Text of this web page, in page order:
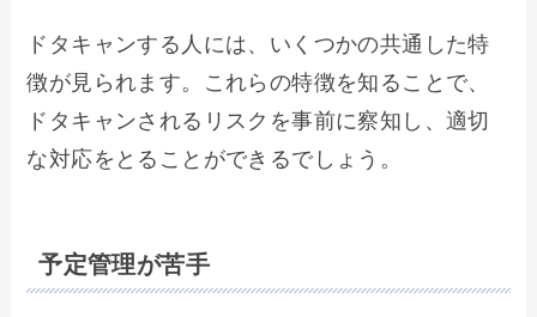
ドタキャンする人には、いくつかの共通した特
徴が見られます。これらの特徴を知ることで、
ドタキャンされるリスクを事前に察知し、適切
な対応をとることができるでしょう。
予定管理が苦手